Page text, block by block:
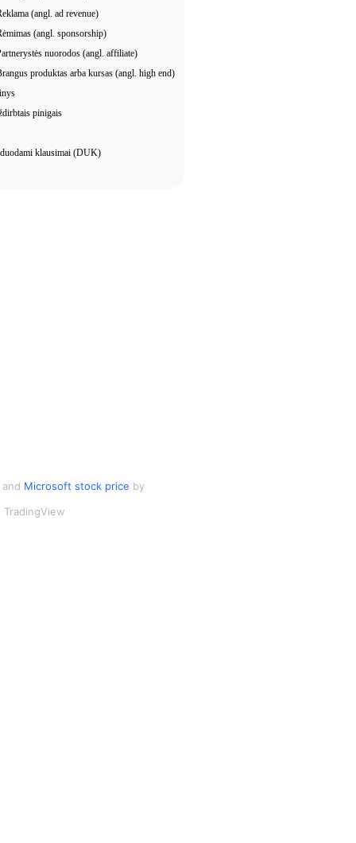
(angl. ad revenue)
(angl. sponsorship)
nuorodos (angl. affiliate)
produktas arba kursas (angl. high end)
pinigais
klausimai (DUK)
Microsoft stock price by
TradingView